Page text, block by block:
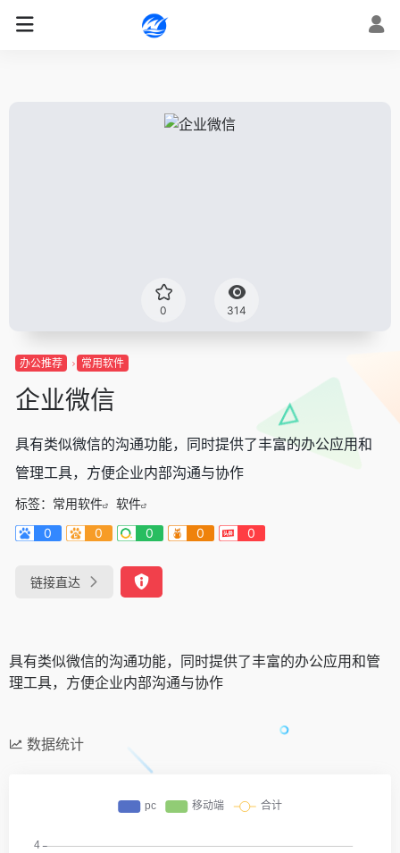
0 314
办公推荐 常用软件
企业微信
具有类似微信的沟通功能，同时提供了丰富的办公应用和
管理工具，方便企业内部沟通与协作
标签： 常用软件
软件
0
0 0 0 0
链接直达
具有类似微信的沟通功能，同时提供了丰富的办公应用和管
理工具，方便企业内部沟通与协作
数据统计